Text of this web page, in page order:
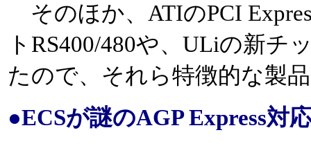
そのほか、ATIのPCI
トRS400/480や、ULiの新チ
たので、それら特徴的な製
●ECSが謎のAGP Express対